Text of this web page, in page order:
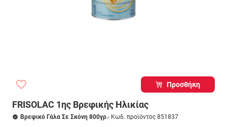
Προσθήκη
FRISOLAC 1ης Βρεφικής Ηλικίας
Βρεφικό Γάλα Σε Σκόνη 800γρ.- Κωδ. προϊόντος 851837